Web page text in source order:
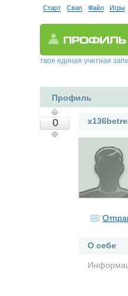
Старт Свап Файл Игры
твоя единая учетная
Профиль
0
О себе